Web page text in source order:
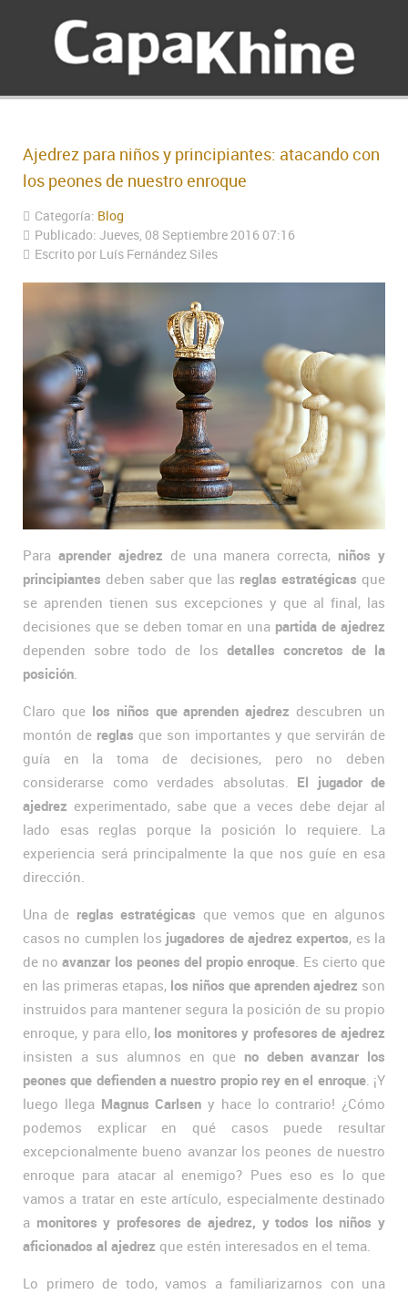
Ajedrez para niños y principiantes: atacando con
los peones de nuestro enroque
Categoría: Blog
Publicado: Jueves, 08 Septiembre 2016 07:16
Escrito por Luís Fernández Siles
Para aprender ajedrez de una manera correcta, niños y
principiantes deben saber que las reglas estratégicas que
se aprenden tienen sus excepciones y que al final, las
decisiones que se deben tomar en una partida de ajedrez
dependen sobre todo de los detalles concretos de la
posición.
Claro que los niños que aprenden ajedrez descubren un
montón de reglas que son importantes y que servirán de
guía en la toma de decisiones, pero no deben
considerarse como verdades absolutas. El jugador de
ajedrez experimentado, sabe que a veces debe dejar al
lado esas reglas porque la posición lo requiere. La
experiencia será principalmente la que nos guíe en esa
dirección.
Una de reglas estratégicas que vemos que en algunos
casos no cumplen los jugadores de ajedrez expertos, es la
de noavanzar los peones del propio enroque. Es cierto que
en las primeras etapas, los niños que aprenden ajedrez son
instruidos para mantener segura la posición de su propio
enroque, y para ello, los monitores y profesores de ajedrez
insisten a sus alumnos en que no deben avanzar los
peones que defienden a nuestro propio rey en el enroque. ¡Y
luego llega Magnus Carlsen y hace lo contrario! ¿Cómo
podemos explicar en qué casos puede resultar
excepcionalmente bueno avanzar los peones de nuestro
enroque para atacar al enemigo? Pues eso es lo que
vamos a tratar en este artículo, especialmente destinado
a monitores y profesores de ajedrez, y todos los niños y
aficionados al ajedrez que estén interesados en el tema.
Lo primero de todo, vamos a familiarizarnos con una